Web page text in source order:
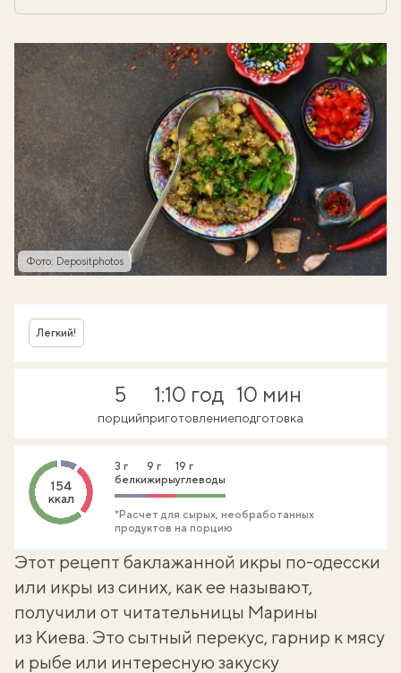
Фото: Depositphotos
Легкий!
5
порций
1:10 год
приготовление
10 мин
подготовка
154
ккал
3 г
белки
9 г
жиры
19 г
углеводы
*Расчет для сырых, необработанных
продуктов на порцию
Этот рецепт баклажанной икры по-одесски
или икры из синих, как ее называют,
получили от читательницы Марины
из Киева. Это сытный перекус, гарнир к мясу
и рыбе или интересную закуску